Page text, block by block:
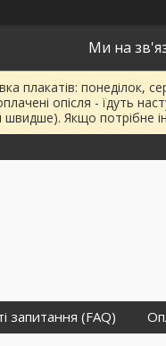
Ми на
плакатів: понеділок,
опісля - їдуть
Якщо потрібне
запитання (FAQ)